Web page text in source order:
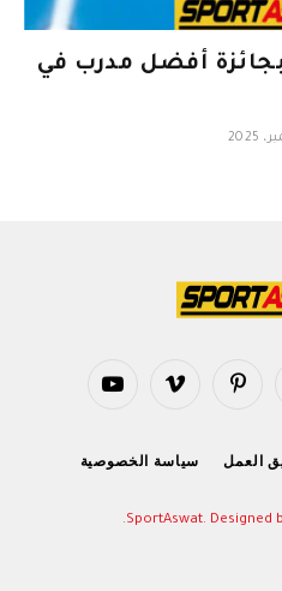
بجائزة أفضل مدرب في
بينتيريستفيميو يوتيوب
العمل سياسة الخصوصية
.